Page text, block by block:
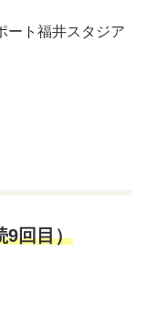
ート福井スタジア
9回目）